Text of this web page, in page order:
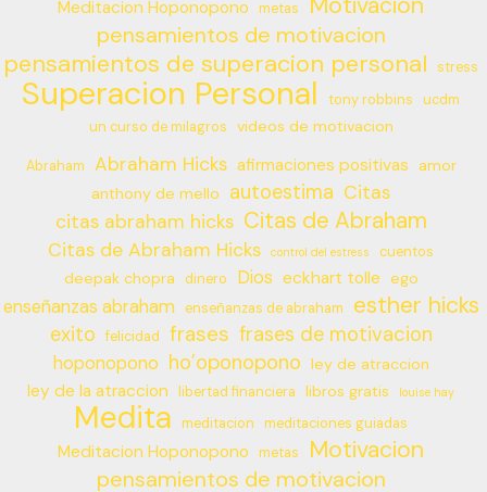
Meditacion Hoponopono metas
pensamientos de motivacion
pensamientos de superacion personal stress
Superacion Personal tony robbins
ucdm
un curso de milagros
videos de motivacion
Abraham Abraham Hicks afirmaciones positivas
amor
anthony de mello
autoestima Citas
citas abraham hicks Citas de Abraham
Citas de Abraham Hicks control del estress cuentos
deepak chopra dinero Dios eckhart tolle ego
enseñanzas abraham enseñanzas de abraham esther hicks
exito felicidad frases frases de motivacion
hoponopono ho’oponopono ley de atraccion
ley de la atraccion libertad financiera libros gratis louise hay
Medita meditacion meditaciones guiadas
Meditacion Hoponopono metas Motivacion
pensamientos de motivacion